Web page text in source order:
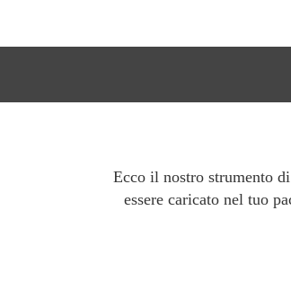
Ecco il nostro strumento
essere caricato nel tuo